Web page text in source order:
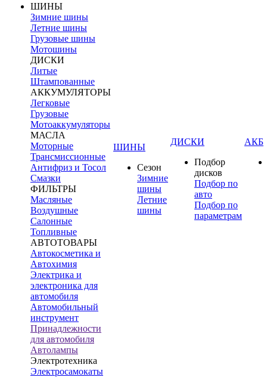
ШИНЫ
Зимние шины
Летние шины
Грузовые шины
Мотошины
ДИСКИ
Литые
Штампованные
АККУМУЛЯТОРЫ
Легковые
Грузовые
Мотоаккумуляторы
МАСЛА
Моторные
Трансмиссионные
Антифриз и Тосол
Смазки
ФИЛЬТРЫ
Масляные
Воздушные
Салонные
Топливные
АВТОТОВАРЫ
Автокосметика и
Автохимия
Электрика и
электроника для
автомобиля
Автомобильный
инструмент
Принадлежности
для автомобиля
Автолампы
Электротехника
Электросамокаты
ШИНЫ
Сезон
Зимние
шины
Летние
шины
ДИСКИ
Подбор
дисков
Подбор по
авто
Подбор по
параметрам
АКБ